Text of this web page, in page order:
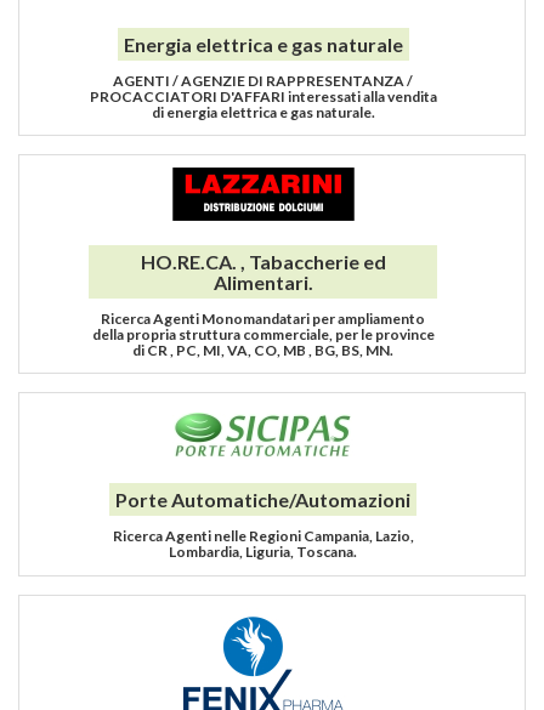
Energia elettrica e gas naturale
AGENTI / AGENZIE DI RAPPRESENTANZA /
PROCACCIATORI D'AFFARI interessati alla vendita
di energia elettrica e gas naturale.
HO.RE.CA. , Tabaccherie ed
Alimentari.
Ricerca Agenti Monomandatari per ampliamento
della propria struttura commerciale, per le province
di CR , PC, MI, VA, CO, MB , BG, BS, MN.
Porte Automatiche/Automazioni
Ricerca Agenti nelle Regioni Campania, Lazio,
Lombardia, Liguria, Toscana.